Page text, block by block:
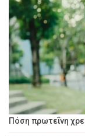
Πόση πρωτεΐνη